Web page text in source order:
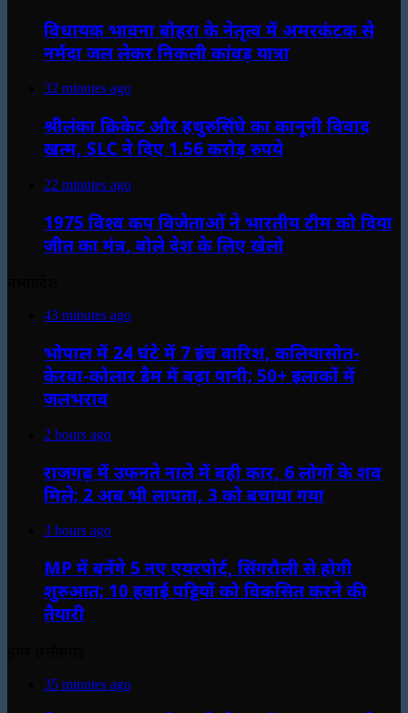
विधायक भावना बोहरा के नेतृत्व में अमरकंटक से
नर्मदा जल लेकर निकली कांवड़ यात्रा
32 minutes ago
श्रीलंका क्रिकेट और हथुरुसिंघे का कानूनी विवाद
खत्म, SLC ने दिए 1.56 करोड़ रुपये
22 minutes ago
1975 विश्व कप विजेताओं ने भारतीय टीम को दिया
जीत का मंत्र, बोले देश के लिए खेलो
43 minutes ago
भोपाल में 24 घंटे में 7 इंच बारिश, कलियासोत-
केरवा-कोलार डैम में बढ़ा पानी; 50+ इलाकों में
जलभराव
2 hours ago
राजगढ़ में उफनते नाले में बही कार, 6 लोगों के शव
मिले; 2 अब भी लापता, 3 को बचाया गया
3 hours ago
MP में बनेंगे 5 नए एयरपोर्ट, सिंगरौली से होगी
शुरुआत; 10 हवाई पट्टियों को विकसित करने की
तैयारी
35 minutes ago